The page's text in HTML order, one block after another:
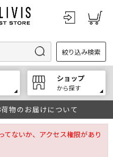
絞り込み検索
ショップ
から探す
物のお届けについて
てないか、アクセス権限があり